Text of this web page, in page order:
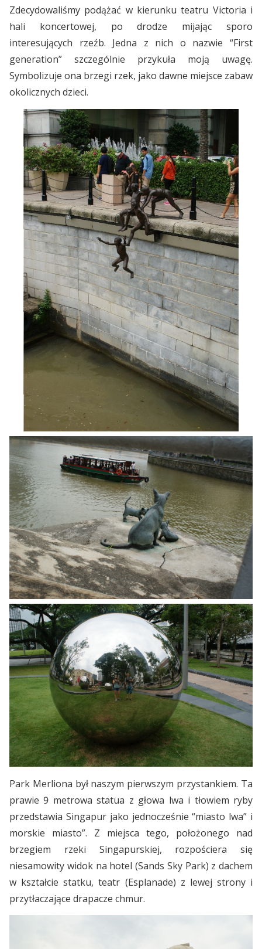
Zdecydowaliśmy podążać w kierunku teatru Victoria i
hali koncertowej, po drodze mijając sporo
interesujących rzeźb. Jedna z nich o nazwie “First
generation” szczególnie przykuła moją uwagę.
Symbolizuje ona brzegi rzek, jako dawne miejsce zabaw
okolicznych dzieci.
Park Merliona był naszym pierwszym przystankiem. Ta
prawie 9 metrowa statua z głowa lwa i tłowiem ryby
przedstawia Singapur jako jednocześnie “miasto lwa” i
morskie miasto”. Z miejsca tego, położonego nad
brzegiem rzeki Singapurskiej, rozpościera się
niesamowity widok na hotel (Sands Sky Park) z dachem
w kształcie statku, teatr (Esplanade) z lewej strony i
przytłaczające drapacze chmur.